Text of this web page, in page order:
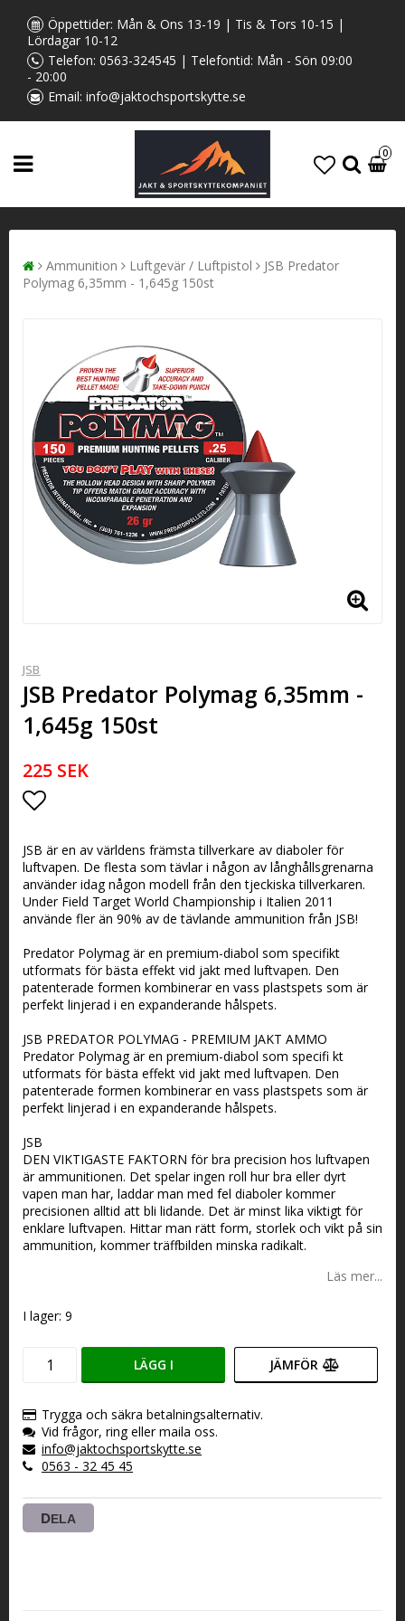
Öppettider: Mån & Ons 13-19 | Tis & Tors 10-15 |
Lördagar 10-12
Telefon: 0563-324545 | Telefontid: Mån - Sön 09:00
- 20:00
Email: info@jaktochsportskytte.se
0
Ammunition Luftgevär / Luftpistol
JSB Predator
Polymag 6,35mm - 1,645g 150st
JSB
JSB Predator Polymag 6,35mm -
1,645g 150st
225 SEK
JSB är en av världens främsta tillverkare av diaboler för
luftvapen. De flesta som tävlar i någon av långhållsgrenarna
använder idag någon modell från den tjeckiska tillverkaren.
Under Field Target World Championship i Italien 2011
använde fler än 90% av de tävlande ammunition från JSB!
Predator Polymag är en premium-diabol som specifikt
utformats för bästa effekt vid jakt med luftvapen. Den
patenterade formen kombinerar en vass plastspets som är
perfekt linjerad i en expanderande hålspets.
JSB PREDATOR POLYMAG - PREMIUM JAKT AMMO
Predator Polymag är en premium-diabol som specifi kt
utformats för bästa effekt vid jakt med luftvapen. Den
patenterade formen kombinerar en vass plastspets som är
perfekt linjerad i en expanderande hålspets.
JSB
DEN VIKTIGASTE FAKTORN för bra precision hos luftvapen
är ammunitionen. Det spelar ingen roll hur bra eller dyrt
vapen man har, laddar man med fel diaboler kommer
precisionen alltid att bli lidande. Det är minst lika viktigt för
enklare luftvapen. Hittar man rätt form, storlek och vikt på sin
ammunition, kommer träffbilden minska radikalt.
Läs mer...
I lager: 9
LÄGG I JÄMFÖR
Trygga och säkra betalningsalternativ.
Vid frågor, ring eller maila oss.
info@jaktochsportskytte.se
0563 - 32 45 45
DELA